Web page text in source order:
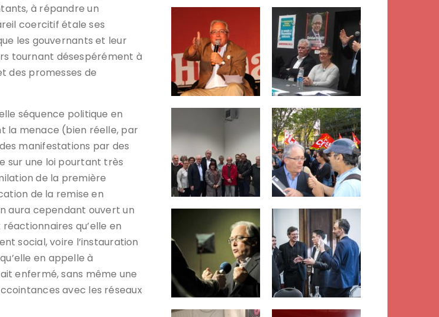
à répandre un
coercitif étale ses
les gouvernants et leur
tournant désespérément à
des promesses de
séquence politique en
la menace (bien réelle, par
manifestations par des
sur une loi pourtant très
de la première
de la remise en
aura cependant ouvert un
qu’elle en
social, voire l’instauration
en appelle à
enfermé, sans même une
avec les réseaux